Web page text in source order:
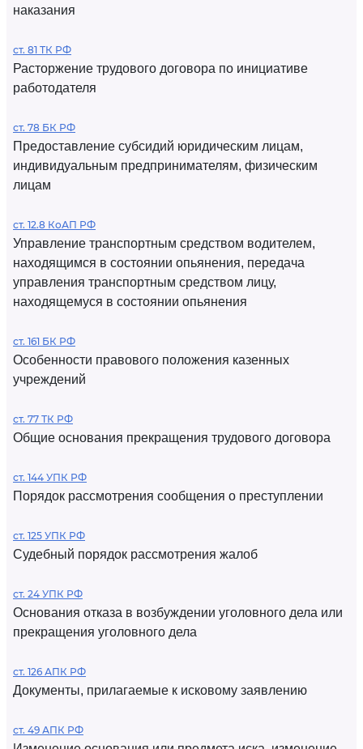
наказания
ст. 81 ТК РФ
Расторжение трудового договора по инициативе
работодателя
ст. 78 БК РФ
Предоставление субсидий юридическим лицам,
индивидуальным предпринимателям, физическим
лицам
ст. 12.8 КоАП РФ
Управление транспортным средством водителем,
находящимся в состоянии опьянения, передача
управления транспортным средством лицу,
находящемуся в состоянии опьянения
ст. 161 БК РФ
Особенности правового положения казенных
учреждений
ст. 77 ТК РФ
Общие основания прекращения трудового договора
ст. 144 УПК РФ
Порядок рассмотрения сообщения о преступлении
ст. 125 УПК РФ
Судебный порядок рассмотрения жалоб
ст. 24 УПК РФ
Основания отказа в возбуждении уголовного дела или
прекращения уголовного дела
ст. 126 АПК РФ
Документы, прилагаемые к исковому заявлению
ст. 49 АПК РФ